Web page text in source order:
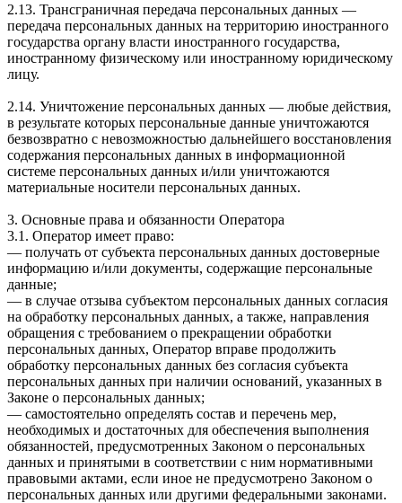
2.13. Трансграничная передача персональных данных —
передача персональных данных на территорию иностранного
государства органу власти иностранного государства,
иностранному физическому или иностранному юридическому
лицу.
2.14. Уничтожение персональных данных — любые действия,
в результате которых персональные данные уничтожаются
безвозвратно с невозможностью дальнейшего восстановления
содержания персональных данных в информационной
системе персональных данных и/или уничтожаются
материальные носители персональных данных.
3. Основные права и обязанности Оператора
3.1. Оператор имеет право:
— получать от субъекта персональных данных достоверные
информацию и/или документы, содержащие персональные
данные;
— в случае отзыва субъектом персональных данных согласия
на обработку персональных данных, а также, направления
обращения с требованием о прекращении обработки
персональных данных, Оператор вправе продолжить
обработку персональных данных без согласия субъекта
персональных данных при наличии оснований, указанных в
Законе о персональных данных;
— самостоятельно определять состав и перечень мер,
необходимых и достаточных для обеспечения выполнения
обязанностей, предусмотренных Законом о персональных
данных и принятыми в соответствии с ним нормативными
правовыми актами, если иное не предусмотрено Законом о
персональных данных или другими федеральными законами.